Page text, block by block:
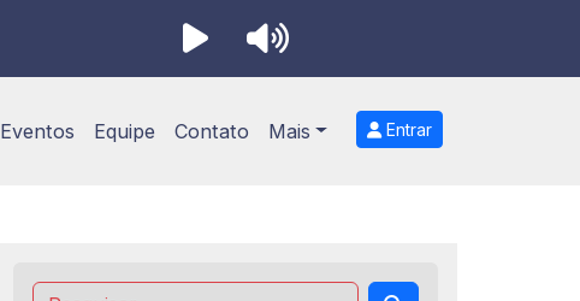
Eventos Equipe Contato Mais Entrar